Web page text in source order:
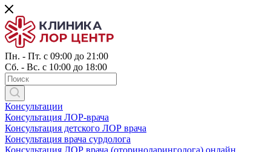
Пн. - Пт. с 09:00 до 21:00
Сб. - Вс. с 10:00 до 18:00
Консультации
Консультация ЛОР-врача
Консультация детского ЛОР врача
Консультация врача сурдолога
Консультация ЛОР врача (оториноларинголога) онлайн